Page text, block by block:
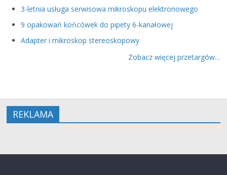
3-letnia usługa serwisowa mikroskopu elektronowego
9 opakowań końcówek do pipety 6-kanałowej
Adapter i mikroskop stereoskopowy
Zobacz więcej przetargów…
REKLAMA